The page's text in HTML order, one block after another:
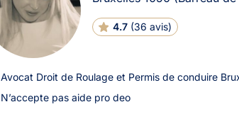
4.7 (36 avis)
Avocat Droit de Roulage et Permis de conduire
N’accepte pas aide pro deo